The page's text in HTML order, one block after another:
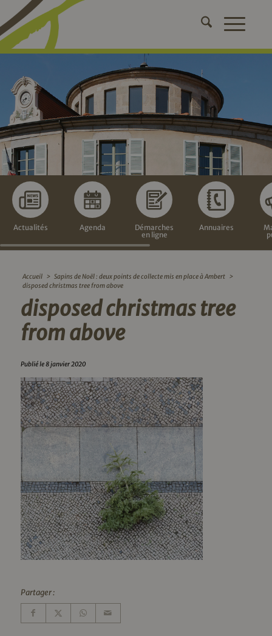
Actualités Agenda
Démarches
en ligne
Annuaires
Accueil > Sapins de Noël : deux points de collecte mis en place à Ambert >
disposed christmas tree from above
disposed christmas tree
from above
Publié le 8 janvier 2020
Partager :